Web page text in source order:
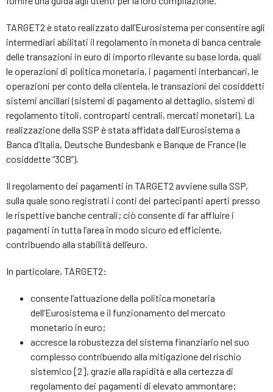
TARGET2 è stato realizzato dall’Eurosistema per consentire agli
intermediari abilitati il regolamento in moneta di banca centrale
delle transazioni in euro di importo rilevante su base lorda, quali
le operazioni di politica monetaria, i pagamenti interbancari, le
operazioni per conto della clientela, le transazioni dei cosiddetti
sistemi ancillari (sistemi di pagamento al dettaglio, sistemi di
regolamento titoli, controparti centrali, mercati monetari). La
realizzazione della SSP è stata affidata dall’Eurosistema a
Banca d’Italia, Deutsche Bundesbank e Banque de France (le
cosiddette “3CB”).
Il regolamento dei pagamenti in TARGET2 avviene sulla SSP,
sulla quale sono registrati i conti dei partecipanti aperti presso
le rispettive banche centrali; ciò consente di far affluire i
pagamenti in tutta l’area in modo sicuro ed efficiente,
contribuendo alla stabilità dell’euro.
In particolare, TARGET2:
consente l’attuazione della politica monetaria
dell’Eurosistema e il funzionamento del mercato
monetario in euro;
accresce la robustezza del sistema finanziario nel suo
complesso contribuendo alla mitigazione del rischio
sistemico [2], grazie alla rapidità e alla certezza di
regolamento dei pagamenti di elevato ammontare;